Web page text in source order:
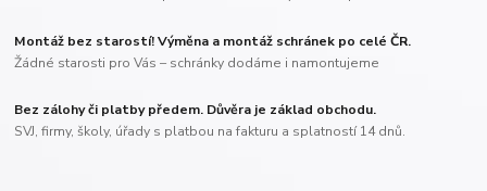
Montáž bez starostí! Výměna a montáž schránek po celé ČR.
Žádné starosti pro Vás – schránky dodáme i namontujeme
Bez zálohy či platby předem. Důvěra je základ obchodu.
SVJ, firmy, školy, úřady s platbou na fakturu a splatností 14 dnů.